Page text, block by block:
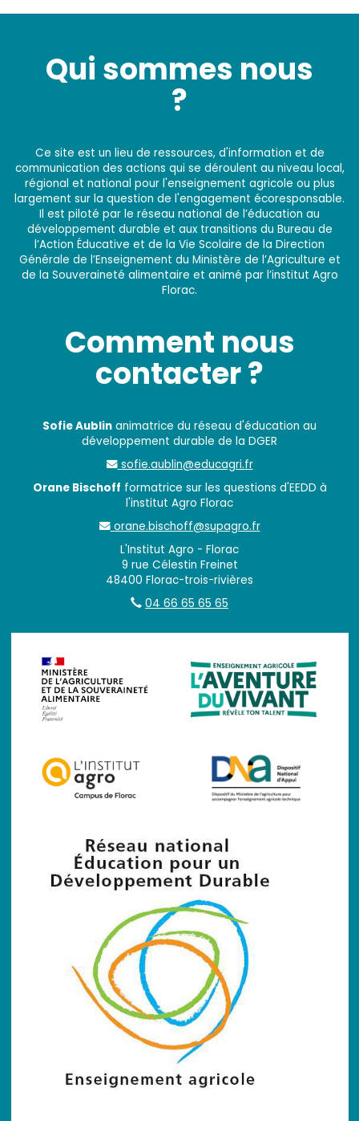
Qui sommes nous
?
Ce site est un lieu de ressources, d'information et de
communication des actions qui se déroulent au niveau local,
régional et national pour l'enseignement agricole ou plus
largement sur la question de l'engagement écoresponsable.
Il est piloté par le réseau national de l’éducation au
développement durable et aux transitions du Bureau de
l’Action Éducative et de la Vie Scolaire de la Direction
Générale de l’Enseignement du Ministère de l’Agriculture et
de la Souveraineté alimentaire et animé par l’institut Agro
Florac.
Comment nous
contacter ?
Sofie Aublin animatrice du réseau d'éducation au
développement durable de la DGER
sofie.aublin@educagri.fr
Orane Bischoff formatrice sur les questions d'EEDD à
l'institut Agro Florac
orane.bischoff@supagro.fr
L'Institut Agro - Florac
9 rue Célestin Freinet
48400 Florac-trois-rivières
04 66 65 65 65